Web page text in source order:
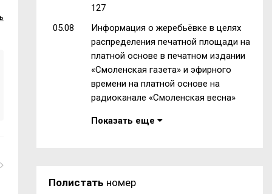
127
05.08
Информация о жеребьёвке в целях
распределения печатной площади на
платной основе в печатном издании
«Смоленская газета» и эфирного
времени на платной основе на
радиоканале «Смоленская весна»
Показать еще
Полистать номер